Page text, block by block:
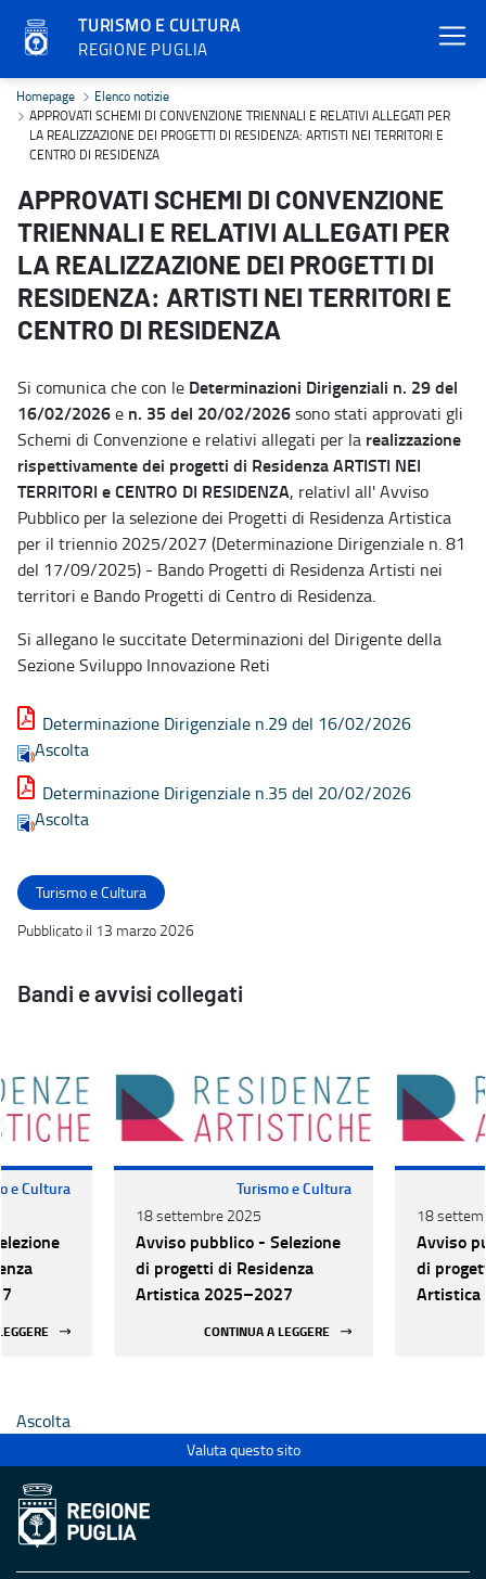
TURISMO E CULTURA
REGIONE PUGLIA
APPROVATI SCHEMI DI CONVENZIONE TRIENNALI E RELATIVI
Homepage
Elenco notizie
APPROVATI SCHEMI DI CONVENZIONE TRIENNALI E RELATIVI ALLEGATI PER
LA REALIZZAZIONE DEI PROGETTI DI RESIDENZA: ARTISTI NEI TERRITORI E
CENTRO DI RESIDENZA
APPROVATI SCHEMI DI CONVENZIONE
TRIENNALI E RELATIVI ALLEGATI PER
LA REALIZZAZIONE DEI PROGETTI DI
RESIDENZA: ARTISTI NEI TERRITORI E
CENTRO DI RESIDENZA
Si comunica che con le Determinazioni Dirigenziali n. 29 del
16/02/2026e n. 35 del 20/02/2026sono stati approvati gli
Schemi di Convenzione e relativi allegati per la realizzazione
rispettivamente dei progetti di Residenza ARTISTI NEI
TERRITORI e CENTRO DI RESIDENZA, relativI all' Avviso
Pubblico per la selezione dei Progetti di Residenza Artistica
per il triennio 2025/2027 (Determinazione Dirigenziale n. 81
del 17/09/2025) - Bando Progetti di Residenza Artisti nei
territori e Bando Progetti di Centro di Residenza.
Si allegano le succitate Determinazioni del Dirigente della
Sezione Sviluppo Innovazione Reti
Determinazione Dirigenziale n.29 del 16/02/2026
Ascolta
Determinazione Dirigenziale n.35 del 20/02/2026
Ascolta
Turismo e Cultura
Pubblicato il 13 marzo 2026
Bandi e avvisi collegati
e Cultura
Turismo e Cultura
18 settembre 2025
Avviso pubblico - Selezione
di progetti di Residenza
Artistica 2025–2027
CONTINUA A LEGGERE
18
Avviso
di
Artistica
Ascolta
Valuta questo sito